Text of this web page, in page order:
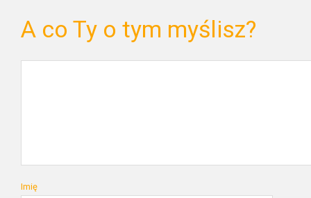
A co Ty o tym myślisz?
Imię